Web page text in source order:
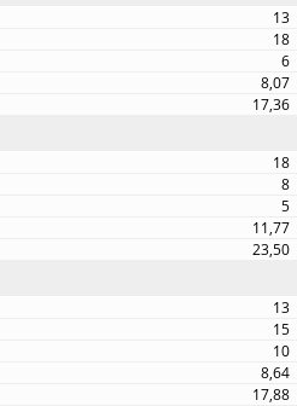
13
18
6
8,07
17,36
18
8
5
11,77
23,50
13
15
10
8,64
17,88